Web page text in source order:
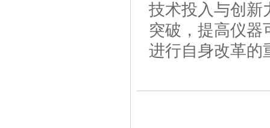
技术投入与创新
突破，提高仪器
进行自身改革的